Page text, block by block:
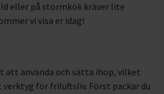
eller på stormkök kräver lite
vi visa er idag!
att använda och sätta ihop, vilket
för friluftsliv. Först packar du